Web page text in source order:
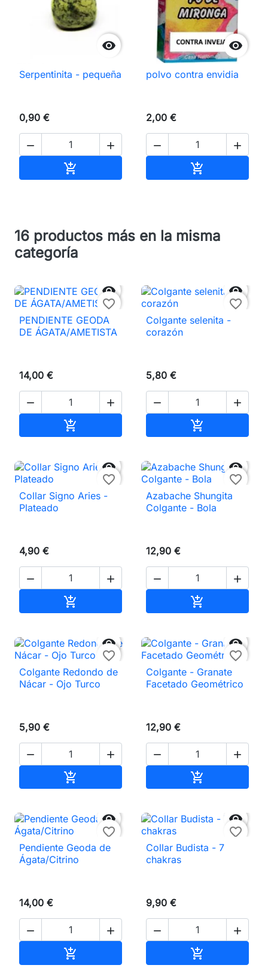

Serpentinita - pequeña
0,90 €
 


polvo contra envidia
2,00 €
 

16 productos más en la misma
categoría

favorite_border
PENDIENTE GEODA
DE ÁGATA/AMETISTA
14,00 €
 


favorite_border
Colgante selenita -
corazón
5,80 €
 


favorite_border
Collar Signo Aries -
Plateado
4,90 €
 


favorite_border
Azabache Shungita
Colgante - Bola
12,90 €
 


favorite_border
Colgante Redondo de
Nácar - Ojo Turco
5,90 €
 


favorite_border
Colgante - Granate
Facetado Geométrico
12,90 €
 


favorite_border
Pendiente Geoda de
Ágata/Citrino
14,00 €
 


favorite_border
Collar Budista - 7
chakras
9,90 €
 
